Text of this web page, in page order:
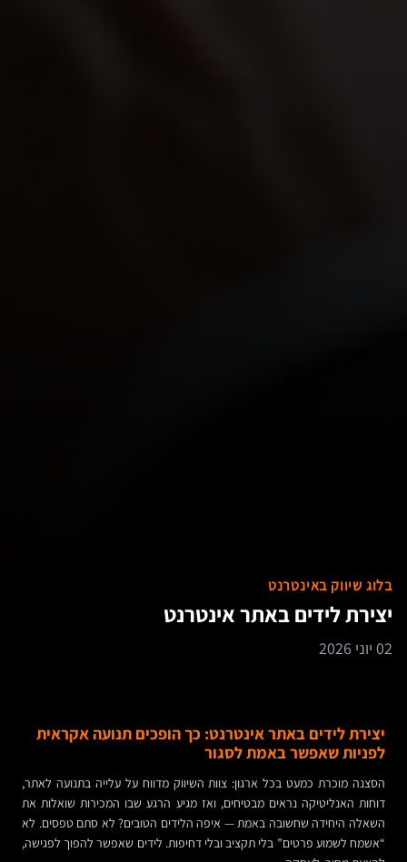
בלוג שיווק באינטרנט
יצירת לידים באתר אינטרנט
02 יוני 2026
יצירת לידים באתר אינטרנט: כך הופכים תנועה אקראית
לפניות שאפשר באמת לסגור
הסצנה מוכרת כמעט בכל ארגון: צוות השיווק מדווח על עלייה בתנועה לאתר,
דוחות האנליטיקה נראים מבטיחים, ואז מגיע הרגע שבו המכירות שואלות את
השאלה היחידה שחשובה באמת — איפה הלידים הטובים? לא סתם טפסים. לא
“אשמח לשמוע פרטים” בלי תקציב ובלי דחיפות. לידים שאפשר להפוך לפגישה,